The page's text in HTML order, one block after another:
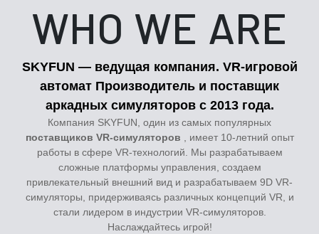
WHO WE ARE
SKYFUN — ведущая компания. VR-игровой
автомат Производитель и поставщик
аркадных симуляторов с 2013 года.
Компания SKYFUN, один из самых популярных
поставщиков VR-симуляторов , имеет 10-летний опыт
работы в сфере VR-технологий. Мы разрабатываем
сложные платформы управления, создаем
привлекательный внешний вид и разрабатываем 9D VR-
симуляторы, придерживаясь различных концепций VR, и
стали лидером в индустрии VR-симуляторов.
Наслаждайтесь игрой!